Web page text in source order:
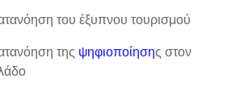
του έξυπνου τουρισμού
της ψηφιοποίησης στον